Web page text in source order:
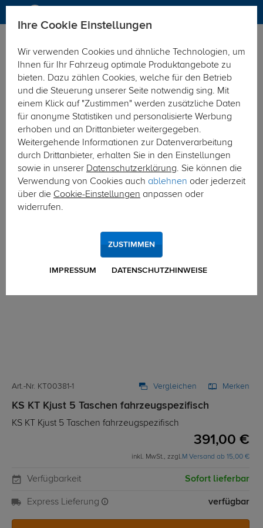
vorheriger Artikel nächster Artikel
Art.-Nr. KT00381-1 Vergleichen Merken
KS KT Kjust 5 Taschen fahrzeugspezifisch
KS KT Kjust 5 Taschen fahrzeugspezifisch
391,00 €
inkl. MwSt., zzgl.M Versand ab 15,00 €
Verfügbarkeit Sofort lieferbar
Express Lieferung verfügbar
Ihre Cookie Einstellungen
Wir verwenden Cookies und ähnliche Technologien, um
Ihnen für Ihr Fahrzeug optimale Produktangebote zu
bieten. Dazu zählen Cookies, welche für den Betrieb
und die Steuerung unserer Seite notwendig sing. Mit
einem Klick auf "Zustimmen" werden zusätzliche Daten
für anonyme Statistiken und personalisierte Werbung
erhoben und an Drittanbieter weitergegeben.
Weitergehende Informationen zur Datenverarbeitung
durch Drittanbieter, erhalten Sie in den Einstellungen
sowie in unserer Datenschutzerklärung. Sie können die
Verwendung von Cookies auch ablehnen oder jederzeit
über die Cookie-Einstellungen anpassen oder
widerrufen.
IMPRESSUM DATENSCHUTZHINWEISE
ZUSTIMMEN